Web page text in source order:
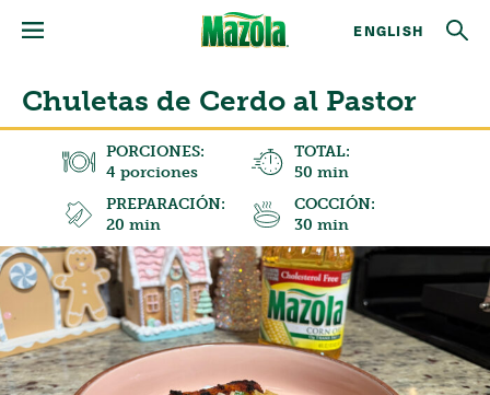
ENGLISH
Chuletas de Cerdo al Pastor
PORCIONES:
4 porciones
TOTAL:
50 min
PREPARACIÓN:
20 min
COCCIÓN:
30 min